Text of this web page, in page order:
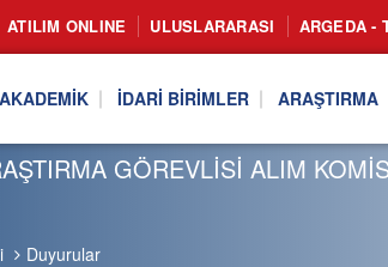
ATILIM ONLINE ULUSLARARASI ARGEDA -
AKADEMIK İDARI BIRIMLER ARAŞTIRMA
GÖREVLİSİ ALIM
Duyurular